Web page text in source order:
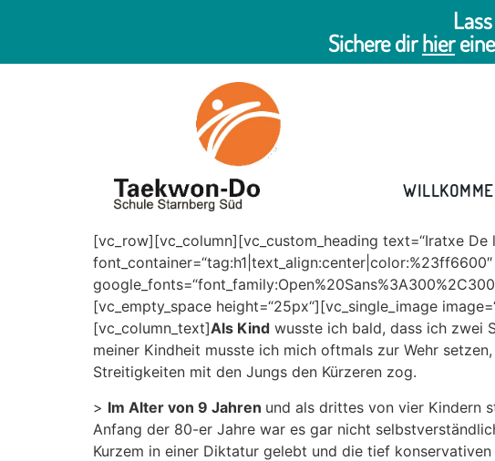
Sichere dirhier
[vc_row][vc_column][vc_custom_heading text=“Iratxe De
font_container=“tag:h1|text_align:center|color:%23ff6600″
[vc_empty_space height=“25px“][vc_single_image
[vc_column_text]Als Kind wusste ich bald, dass ich zwei
meiner Kindheit musste ich mich oftmals zur Wehr
Streitigkeiten mit den Jungs den Kürzeren zog.
> Im Alter von 9 Jahren und als drittes von vier Kindern
Anfang der 80-er Jahre war es gar nicht
Kurzem in einer Diktatur gelebt und die tief